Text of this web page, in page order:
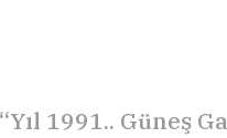
1991.. Güneş